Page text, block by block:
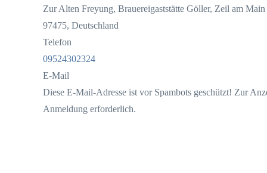
Zur Alten Freyung, Brauereigaststätte Göller, Zeil am
97475, Deutschland
Telefon
09524302324
E-Mail
Diese E-Mail-Adresse ist vor Spambots geschützt! Zur
Anmeldung erforderlich.